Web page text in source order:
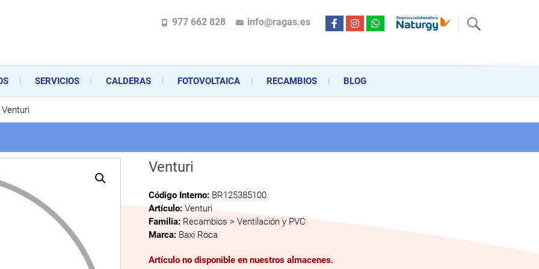
en la instalación, comercialización y mantenimiento de gas y electricidad desde hace más de 20 años . Acompañamos al cliente
aparatos de gas, climatización o electrodomésticos, desde el asesoramiento personalizado en la venta, montaje y reparación, hasta la
977 662 828 info@ragas.es
SERVICIOS CALDERAS FOTOVOLTAICA RECAMBIOS BLOG
Venturi
Venturi
Código Interno: BR125385100
Artículo:Venturi
Familia: Recambios > Ventilación y PVC
Marca: Baxi Roca
Artículo no disponible en nuestros almacenes.